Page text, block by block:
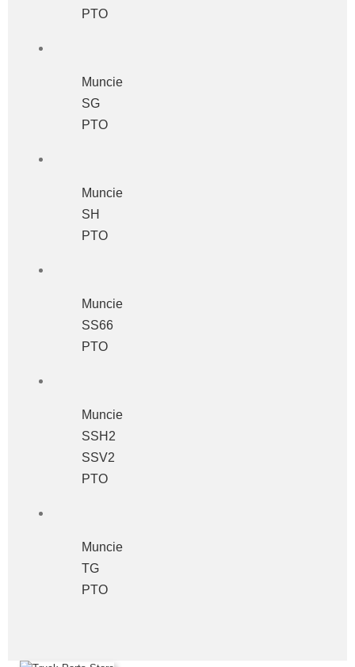
PTO
Muncie
SG
PTO
Muncie
SH
PTO
Muncie
SS66
PTO
Muncie
SSH2
SSV2
PTO
Muncie
TG
PTO